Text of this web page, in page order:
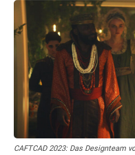
CAFTCAD 2023: Das Designteam